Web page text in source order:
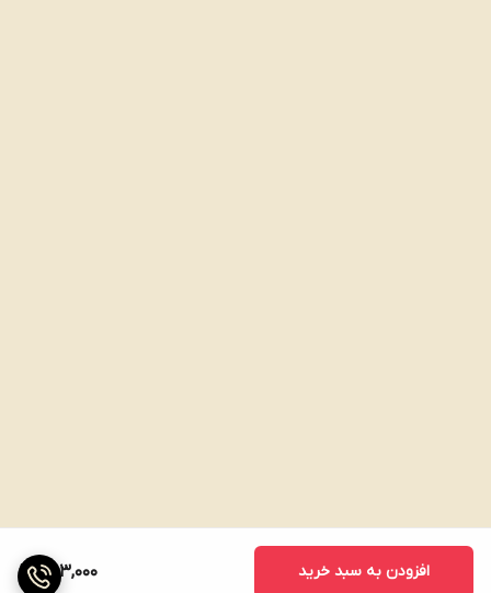
563,000 افزودن به سبد خرید